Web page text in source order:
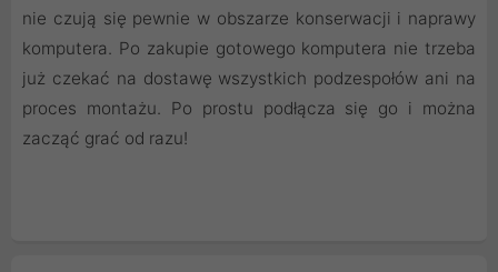
nie czują się pewnie w obszarze konserwacji i naprawy
komputera. Po zakupie gotowego komputera nie trzeba
już czekać na dostawę wszystkich podzespołów ani na
proces montażu. Po prostu podłącza się go i można
zacząć grać od razu!